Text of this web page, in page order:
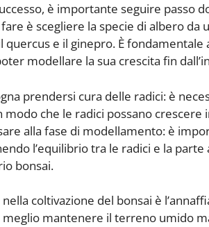
è importante seguire passo
è scegliere la specie di albero da
quercus e il ginepro. È fondamentale
modellare la sua crescita fin
prendersi cura delle radici: è
che le radici possano crescere
alla fase di modellamento: è
l’equilibrio tra le radici e la parte
bonsai.
coltivazione del bonsai è
mantenere il terreno umido